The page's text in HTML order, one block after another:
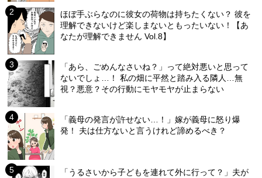
ほぼ手ぶらなのに彼女の荷物は持ちたくない？ 彼を
理解できないけど楽しまないともったいない！【あ
なたが理解できません Vol.8】
「あら、ごめんなさいね？」って絶対悪いと思って
ないでしょ…！ 私の畑に平然と踏み入る隣人…無
視？悪意？その行動にモヤモヤが止まらない
「義母の発言が許せない…！」嫁が義母に怒り爆
発！ 夫は仕方ないと言うけれど諦めるべき？
「うるさいから子どもを連れて外に行って？」夫が